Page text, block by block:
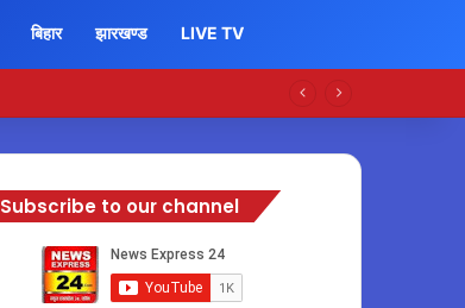
बिहार झारखण्ड LIVE TV
Subscribe to our channel